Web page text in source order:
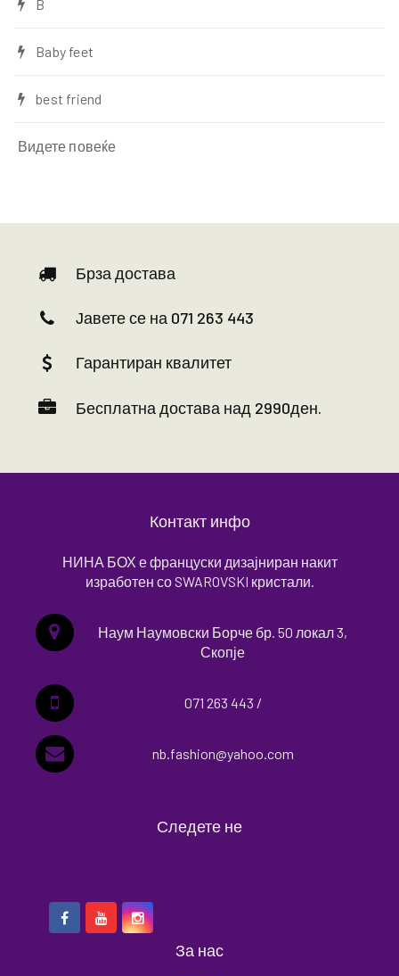
B
Baby feet
best friend
Видете повеќе
Брза достава
Јавете се на 071 263 443
Гарантиран квалитет
Бесплатна достава над 2990ден.
Контакт инфо
НИНА БОХ е француски дизајниран накит
изработен со SWAROVSKI кристали.
Наум Наумовски Борче бр. 50 локал 3,
Скопје
071 263 443 /
nb.fashion@yahoo.com
Следете не
За нас